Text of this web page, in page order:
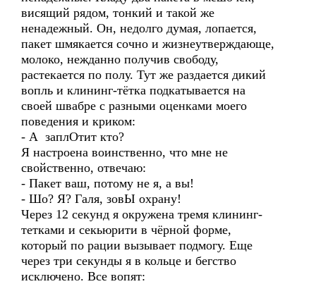
висящий рядом, тонкий и такой же
ненадежный. Он, недолго думая, лопается,
пакет шмякается сочно и жизнеутверждающе,
молоко, нежданно получив свободу,
растекается по полу. Тут же раздается дикий
вопль и клининг-тётка подкатывается на
своей швабре с разными оценками моего
поведения и криком:
- А заплОтит кто?
Я настроена воинственно, что мне не
свойственно, отвечаю:
- Пакет ваш, потому не я, а вы!
- Шо? Я? Галя, зовЫ охрану!
Через 12 секунд я окружена тремя клининг-
тетками и секьюрити в чёрной форме,
который по рации вызывает подмогу. Еще
через три секунды я в кольце и бегство
исключено. Все вопят: